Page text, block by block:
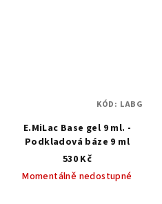
E.MiLac Base gel 9 ml. -
Podkladová báze 9 ml
530 Kč
Momentálně nedostupné
KÓD: LABG